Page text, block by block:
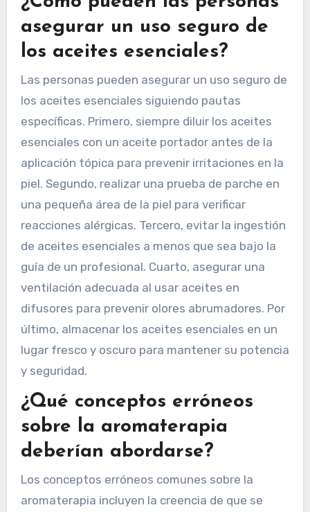
dependiendo de evidencia anecdótica. Algunas
personas pueden experimentar efectos
adversos, como irritación de la piel o problemas
¿Cómo pueden las personas
asegurar un uso seguro de
los aceites esenciales?
Las personas pueden asegurar un uso seguro de
los aceites esenciales siguiendo pautas
específicas. Primero, siempre diluir los aceites
esenciales con un aceite portador antes de la
aplicación tópica para prevenir irritaciones en la
piel. Segundo, realizar una prueba de parche en
una pequeña área de la piel para verificar
reacciones alérgicas. Tercero, evitar la ingestión
de aceites esenciales a menos que sea bajo la
ventilación adecuada al usar aceites en
difusores para prevenir olores abrumadores. Por
último, almacenar los aceites esenciales en un